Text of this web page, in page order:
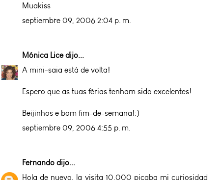
Muakiss
septiembre 09, 2006 2:04 p. m.
Mónica Licedijo...
A mini-saia está de volta!
Espero que as tuas férias tenham sido excelentes!
Beijinhos e bom fim-de-semana!:)
septiembre 09, 2006 4:55 p. m.
Fernando dijo...
Hola de nuevo, la visita 10.000 picaba mi curiosidad